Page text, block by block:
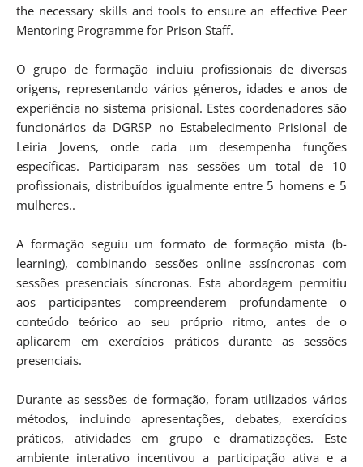
the necessary skills and tools to ensure an effective Peer
Mentoring Programme for Prison Staff.
O grupo de formação incluiu profissionais de diversas
origens, representando vários géneros, idades e anos de
experiência no sistema prisional. Estes coordenadores são
funcionários da DGRSP no Estabelecimento Prisional de
Leiria Jovens, onde cada um desempenha funções
específicas. Participaram nas sessões um total de 10
profissionais, distribuídos igualmente entre 5 homens e 5
mulheres..
A formação seguiu um formato de formação mista (b-
learning), combinando sessões online assíncronas com
sessões presenciais síncronas. Esta abordagem permitiu
aos participantes compreenderem profundamente o
conteúdo teórico ao seu próprio ritmo, antes de o
aplicarem em exercícios práticos durante as sessões
presenciais.
Durante as sessões de formação, foram utilizados vários
métodos, incluindo apresentações, debates, exercícios
práticos, atividades em grupo e dramatizações. Este
ambiente interativo incentivou a participação ativa e a